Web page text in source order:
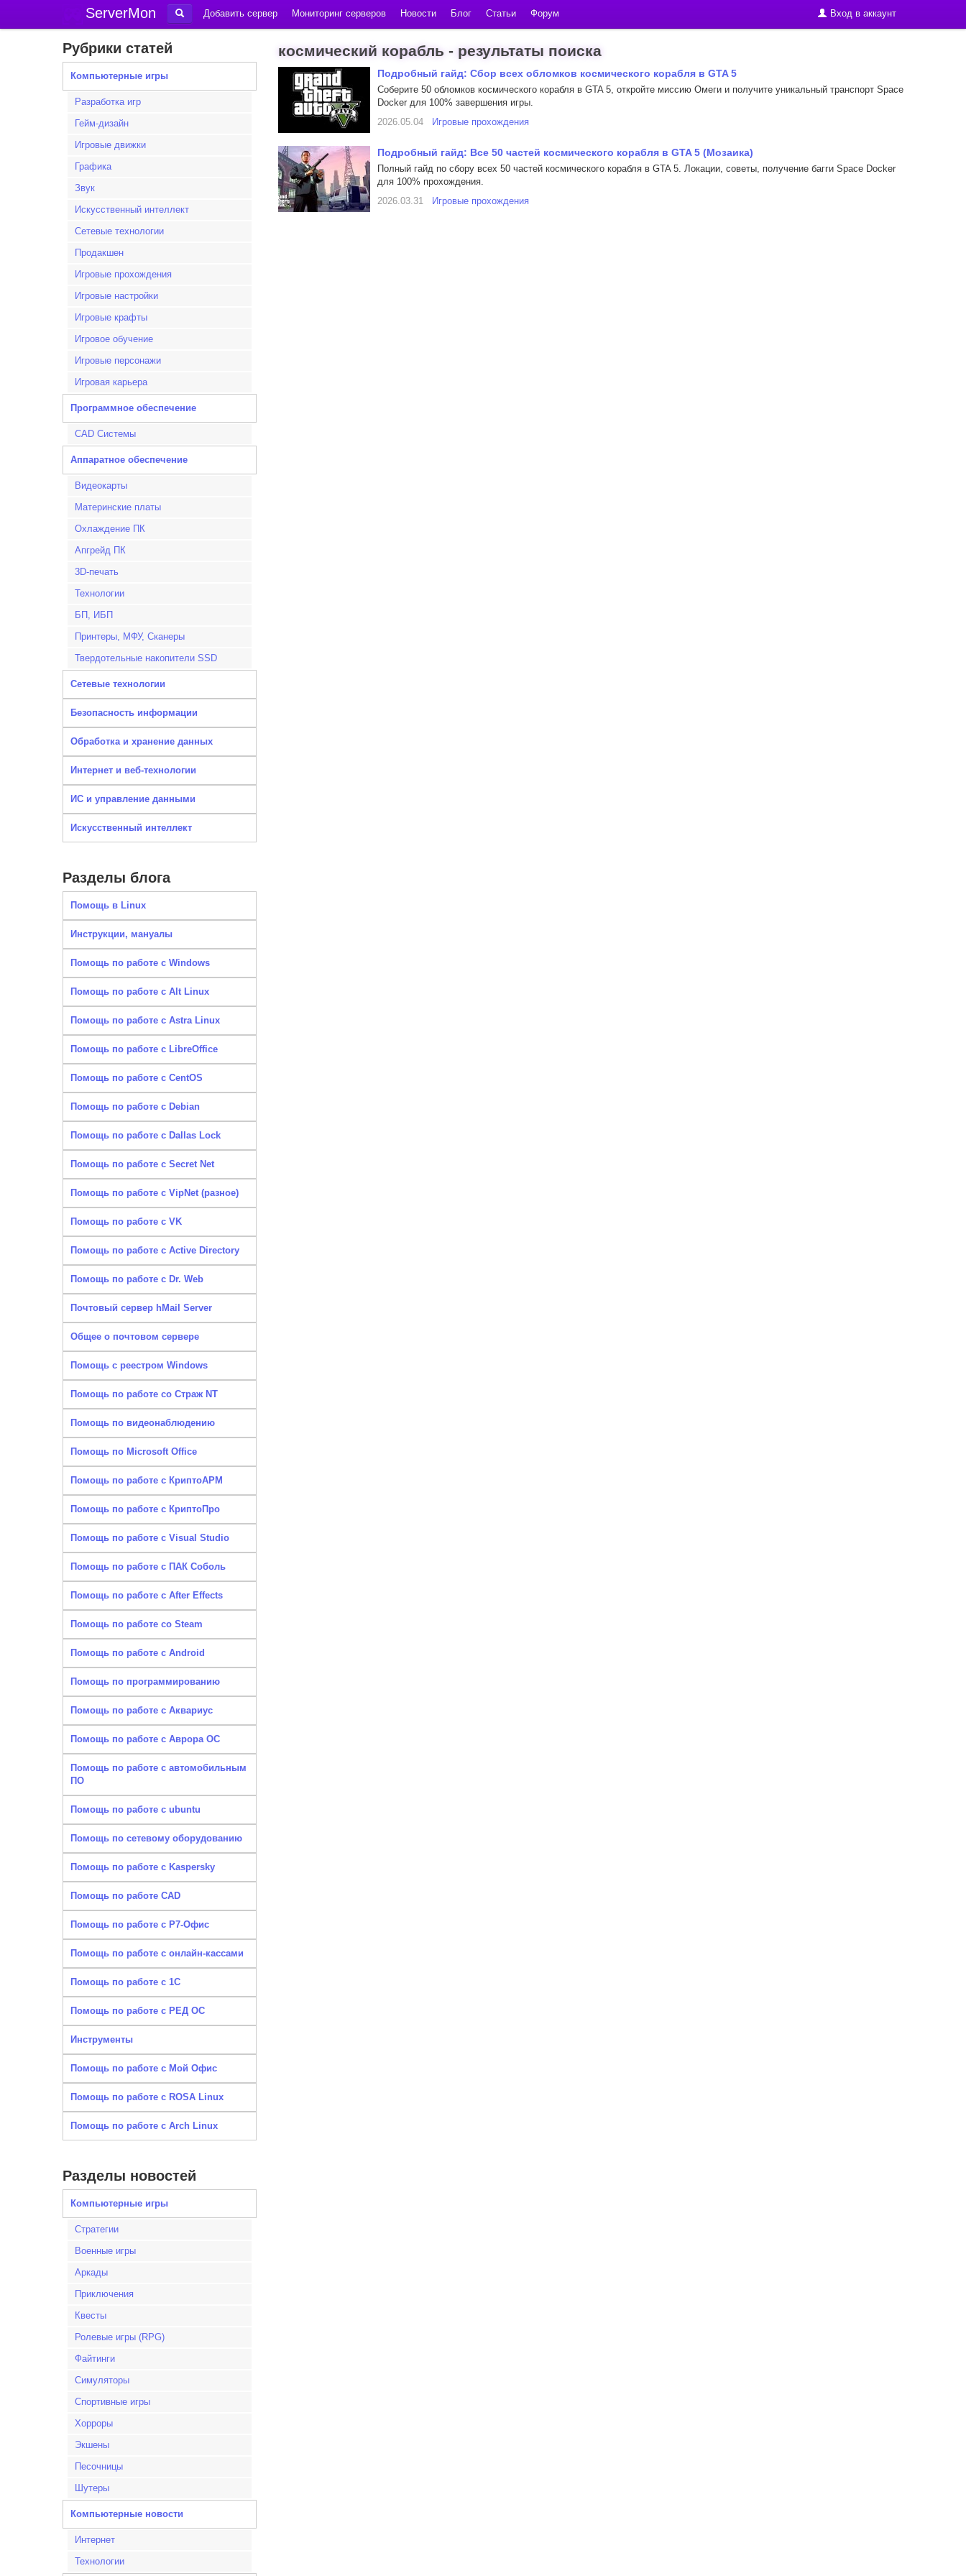
ServerMon Добавить сервер Мониторинг серверов Новости Блог Статьи Форум Вход в аккаунт
Рубрики статей
Компьютерные игры
Разработка игр
Гейм-дизайн
Игровые движки
Графика
Звук
Искусственный интеллект
Сетевые технологии
Продакшен
Игровые прохождения
Игровые настройки
Игровые крафты
Игровое обучение
Игровые персонажи
Игровая карьера
Программное обеспечение
CAD Системы
Аппаратное обеспечение
Видеокарты
Материнские платы
Охлаждение ПК
Апгрейд ПК
3D-печать
Технологии
БП, ИБП
Принтеры, МФУ, Сканеры
Твердотельные накопители SSD
Сетевые технологии
Безопасность информации
Обработка и хранение данных
Интернет и веб-технологии
ИС и управление данными
Искусственный интеллект
Разделы блога
Помощь в Linux
Инструкции, мануалы
Помощь по работе с Windows
Помощь по работе с Alt Linux
Помощь по работе с Astra Linux
Помощь по работе с LibreOffice
Помощь по работе с CentOS
Помощь по работе с Debian
Помощь по работе с Dallas Lock
Помощь по работе с Secret Net
Помощь по работе с VipNet (разное)
Помощь по работе с VK
Помощь по работе с Active Directory
Помощь по работе с Dr. Web
Почтовый сервер hMail Server
Общее о почтовом сервере
Помощь с реестром Windows
Помощь по работе со Страж NT
Помощь по видеонаблюдению
Помощь по Microsoft Office
Помощь по работе с КриптоАРМ
Помощь по работе с КриптоПро
Помощь по работе с Visual Studio
Помощь по работе с ПАК Соболь
Помощь по работе с After Effects
Помощь по работе со Steam
Помощь по работе с Android
Помощь по программированию
Помощь по работе с Аквариус
Помощь по работе с Аврора ОС
Помощь по работе с автомобильным
ПО
Помощь по работе с ubuntu
Помощь по сетевому оборудованию
Помощь по работе с Kaspersky
Помощь по работе CAD
Помощь по работе с Р7-Офис
Помощь по работе с онлайн-кассами
Помощь по работе с 1С
Помощь по работе с РЕД ОС
Инструменты
Помощь по работе с Мой Офис
Помощь по работе с ROSA Linux
Помощь по работе с Arch Linux
Разделы новостей
Компьютерные игры
Стратегии
Военные игры
Аркады
Приключения
Квесты
Ролевые игры (RPG)
Файтинги
Симуляторы
Спортивные игры
Хорроры
Экшены
Песочницы
Шутеры
Компьютерные новости
Интернет
Технологии
космический корабль - результаты поиска
Подробный гайд: Сбор всех обломков космического корабля в GTA 5
Соберите 50 обломков космического корабля в GTA 5, откройте миссию Омеги и получите уникальный транспорт Space
Docker для 100% завершения игры.
2026.05.04
Игровые прохождения
Подробный гайд: Все 50 частей космического корабля в GTA 5 (Мозаика)
Полный гайд по сбору всех 50 частей космического корабля в GTA 5. Локации, советы, получение багги Space Docker
для 100% прохождения.
2026.03.31
Игровые прохождения